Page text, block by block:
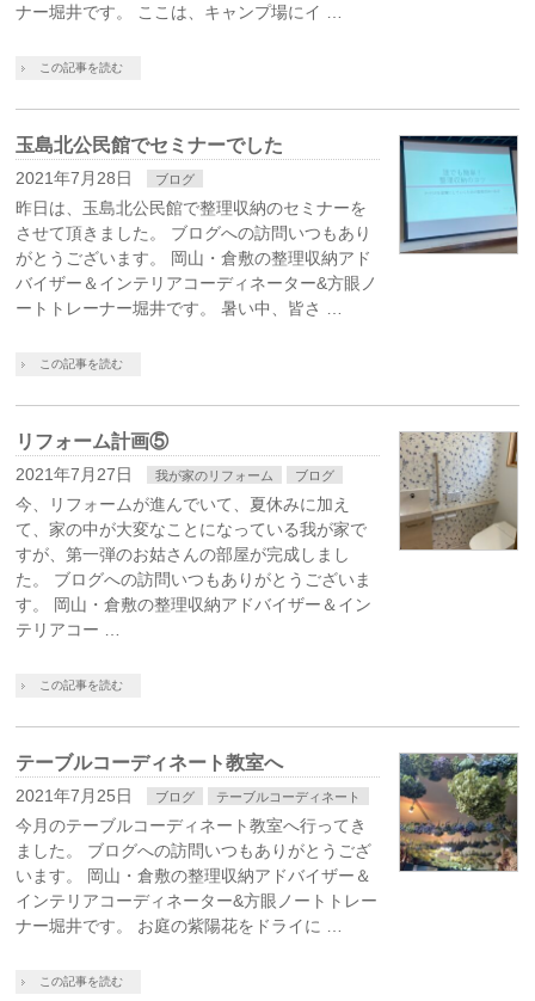
ナー堀井です。 ここは、キャンプ場にイ …
この記事を読む
玉島北公民館でセミナーでした
2021年7月28日 ブログ
昨日は、玉島北公民館で整理収納のセミナーを
させて頂きました。 ブログへの訪問いつもあり
がとうございます。 岡山・倉敷の整理収納アド
バイザー＆インテリアコーディネーター&方眼ノ
ートトレーナー堀井です。 暑い中、皆さ …
この記事を読む
リフォーム計画⑤
2021年7月27日 我が家のリフォーム ブログ
今、リフォームが進んでいて、夏休みに加え
て、家の中が大変なことになっている我が家で
すが、第一弾のお姑さんの部屋が完成しまし
た。 ブログへの訪問いつもありがとうございま
す。 岡山・倉敷の整理収納アドバイザー＆イン
テリアコー …
この記事を読む
テーブルコーディネート教室へ
2021年7月25日 ブログ テーブルコーディネート
今月のテーブルコーディネート教室へ行ってき
ました。 ブログへの訪問いつもありがとうござ
います。 岡山・倉敷の整理収納アドバイザー＆
インテリアコーディネーター&方眼ノートトレー
ナー堀井です。 お庭の紫陽花をドライに …
この記事を読む